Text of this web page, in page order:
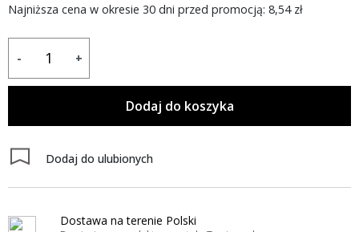
Najniższa cena w okresie 30 dni przed promocją: 8,54 zł
- +
Dodaj do koszyka
Dodaj do ulubionych
Dostawa na terenie Polski